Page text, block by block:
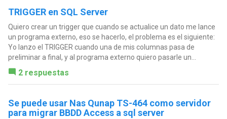
TRIGGER en SQL Server
Quiero crear un trigger que cuando se actualice un dato me lance
un programa externo, eso se hacerlo, el problema es el siguiente:
Yo lanzo el TRIGGER cuando una de mis columnas pasa de
preliminar a final, y al programa externo quiero pasarle un...
2 respuestas
Se puede usar Nas Qunap TS-464 como servidor
para migrar BBDD Access a sql server